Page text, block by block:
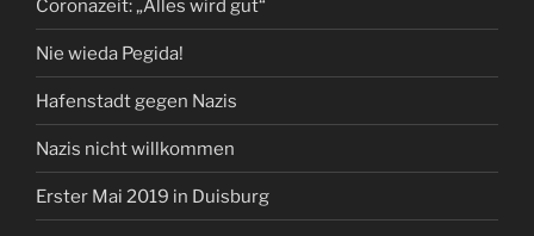
Coronazeit: „Alles wird gut“
Nie wieda Pegida!
Hafenstadt gegen Nazis
Nazis nicht willkommen
Erster Mai 2019 in Duisburg